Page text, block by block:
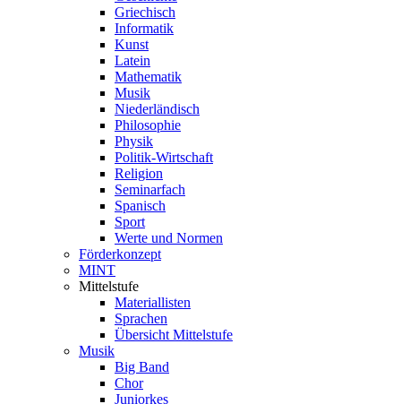
Griechisch
Informatik
Kunst
Latein
Mathematik
Musik
Niederländisch
Philosophie
Physik
Politik-Wirtschaft
Religion
Seminarfach
Spanisch
Sport
Werte und Normen
Förderkonzept
MINT
Mittelstufe
Materiallisten
Sprachen
Übersicht Mittelstufe
Musik
Big Band
Chor
Juniorkes